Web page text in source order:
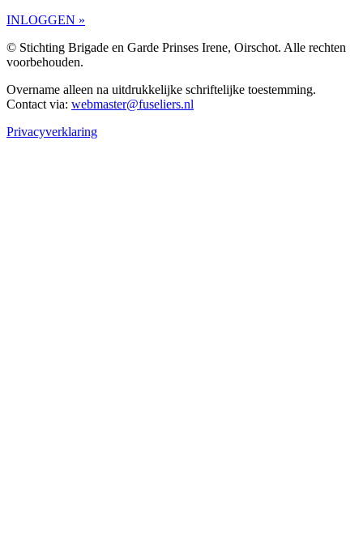
INLOGGEN »
© Stichting Brigade en Garde Prinses Irene, Oirschot. Alle rechten
voorbehouden.
Overname alleen na uitdrukkelijke schriftelijke toestemming.
Contact via: webmaster@fuseliers.nl
Privacyverklaring